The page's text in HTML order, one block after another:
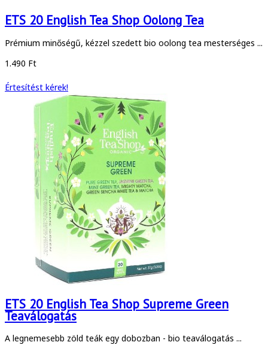
ETS 20 English Tea Shop Oolong Tea
Prémium minőségű, kézzel szedett bio oolong tea mesterséges ...
1.490 Ft
Értesítést kérek!
ETS 20 English Tea Shop Supreme Green
Teaválogatás
A legnemesebb zöld teák egy dobozban - bio teaválogatás ...